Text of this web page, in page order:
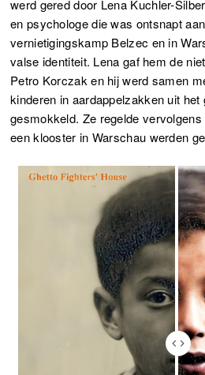
werd gered door Lena Kuchler-
en psychologe die was ontsnapt
vernietigingskamp Belzec en in
valse identiteit. Lena gaf hem de
Petro Korczak en hij werd samen
kinderen in aardappelzakken uit
gesmokkeld. Ze regelde
een klooster in Warschau werden